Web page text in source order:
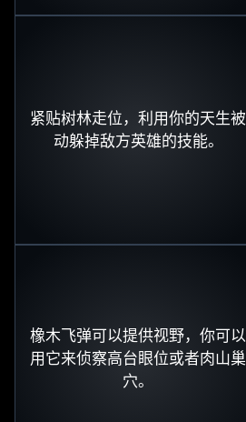
紧贴树林走位，利用你的天生被
动躲掉敌方英雄的技能。
橡木飞弹可以提供视野，你可以
用它来侦察高台眼位或者肉山巢
穴。